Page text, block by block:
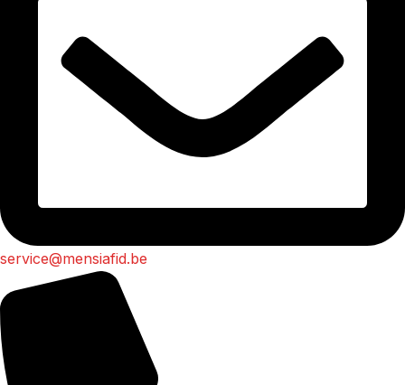
service@mensiafid.be